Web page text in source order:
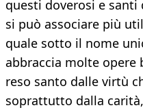
questi doverosi e
si può associare più
quale sotto il nome
abbraccia molte opere
reso santo dalle virtù
soprattutto dalla